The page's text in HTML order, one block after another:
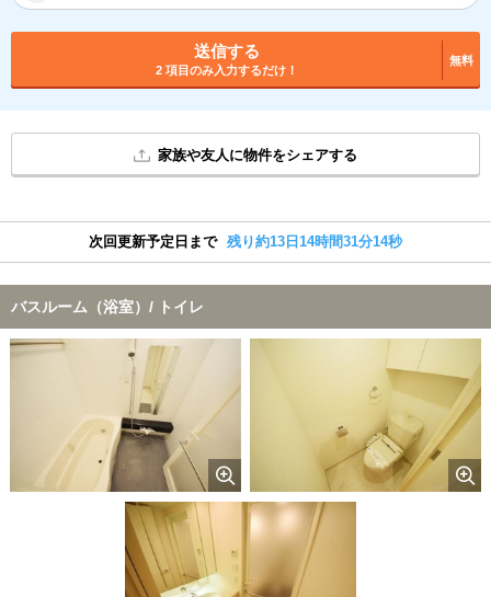
送信する
2 項目のみ入力するだけ！
無料
家族や友人に物件をシェアする
次回更新予定日まで 残り約13日14時間31分14秒
バスルーム（浴室）/ トイレ